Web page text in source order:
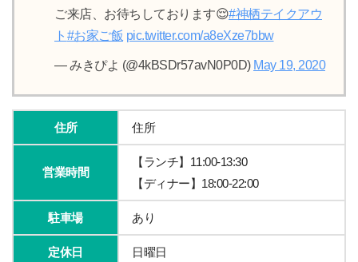
ご来店、お待ちしております😌#神栖テイクアウ
ト #お家ご飯 pic.twitter.com/a8eXze7bbw
— みきぴよ (@4kBSDr57avN0P0D) May 19, 2020
住所 住所
営業時間
【ランチ】11:00-13:30
【ディナー】18:00-22:00
駐車場 あり
定休日 日曜日